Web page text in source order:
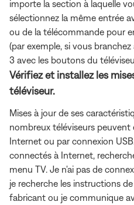
importe la section à laquelle
sélectionnez la même entrée
ou de la télécommande pour
(par exemple, si vous
3 avec les boutons du
Vérifiez et installez les
téléviseur.
Mises à jour de ses
nombreux téléviseurs
Internet ou par connexion
connectés à Internet,
menu TV. Je n'ai pas de
je recherche les instructions
fabricant ou je communique